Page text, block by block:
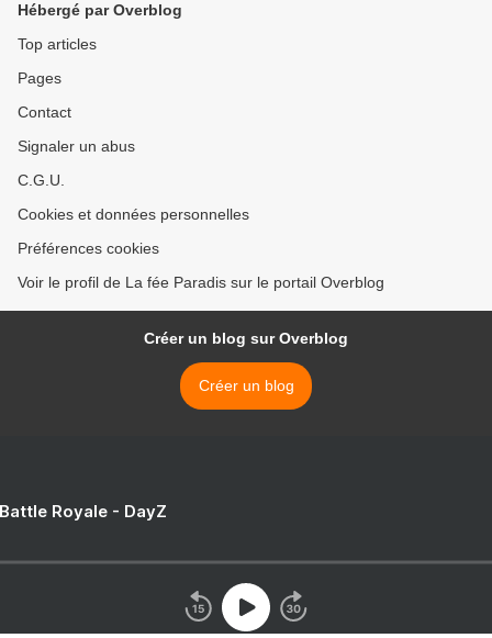
Hébergé par Overblog
Top articles
Pages
Contact
Signaler un abus
C.G.U.
Cookies et données personnelles
Préférences cookies
Voir le profil de La fée Paradis sur le portail Overblog
Créer un blog sur Overblog
Créer un blog
Royale - DayZ